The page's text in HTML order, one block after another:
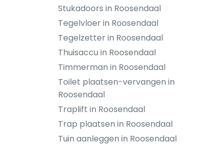
Stukadoors in Roosendaal
Tegelvloer in Roosendaal
Tegelzetter in Roosendaal
Thuisaccu in Roosendaal
Timmerman in Roosendaal
Toilet plaatsen-vervangen in
Roosendaal
Traplift in Roosendaal
Trap plaatsen in Roosendaal
Tuin aanleggen in Roosendaal